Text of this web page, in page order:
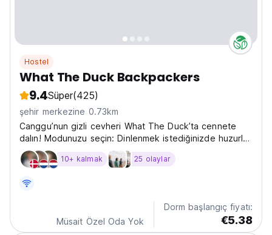
Hostel
What The Duck Backpackers
9.4Süper(425)
şehir merkezine 0.73km
Canggu’nun gizli cevheri What The Duck’ta cennete
dalın! Modunuzu seçin: Dinlenmek istediğinizde huzurlu
ve sakin, parti havasındaysanız eğlenceli ve sosyal.
Açık hava spor salonuna sahip Canggu'nun en büyük
10+ kalmak 25 olaylar
Müsait Özel Oda Yok
Dorm başlangıç fiyatı:
€5.38